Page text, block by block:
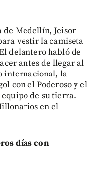
de Medellín, Jeison
vestir la camiseta
delantero habló de
antes de llegar al
internacional, la
con el Poderoso y el
equipo de su tierra.
en el
días con